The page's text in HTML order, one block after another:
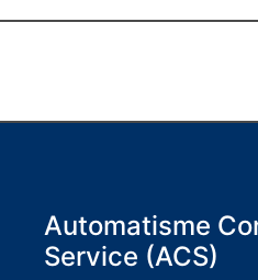
Automatisme
Service (ACS)